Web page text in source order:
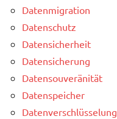
Datenmigration
Datenschutz
Datensicherheit
Datensicherung
Datensouveränität
Datenspeicher
Datenverschlüsselung